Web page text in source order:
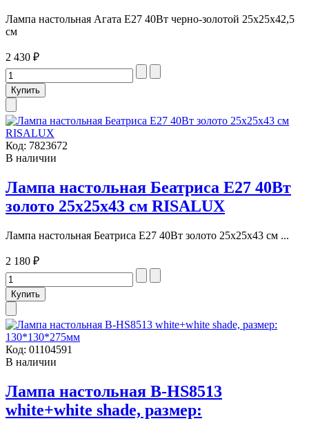
Лампа настольная Агата E27 40Вт черно-золотой 25х25х42,5
см
2 430 ₽
Код: 7823672
В наличии
Лампа настольная Беатриса E27 40Вт
золото 25х25х43 см RISALUX
Лампа настольная Беатриса E27 40Вт золото 25х25х43 см ...
2 180 ₽
Код: 01104591
В наличии
Лампа настольная В-HS8513
white+white shade, размер: